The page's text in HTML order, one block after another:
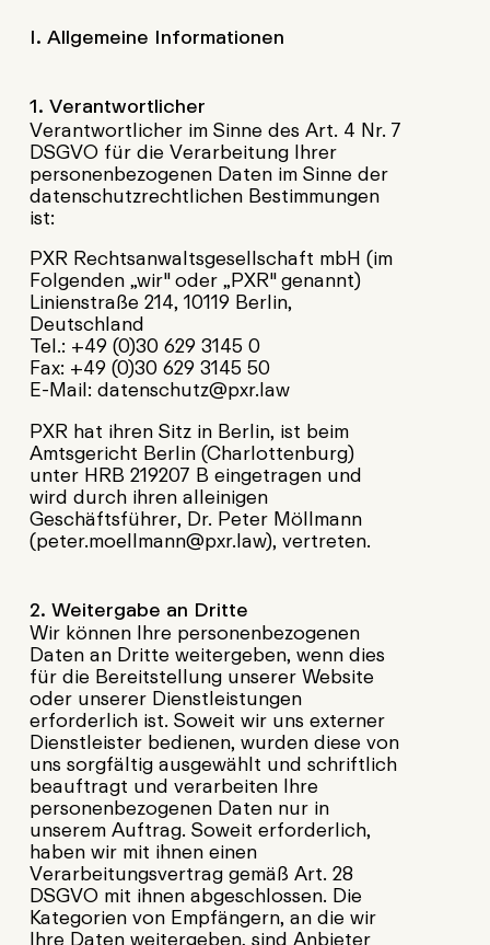
I. Allgemeine Informationen
1. Verantwortlicher
Verantwortlicher im Sinne des Art. 4 Nr. 7
DSGVO für die Verarbeitung Ihrer
personenbezogenen Daten im Sinne der
datenschutzrechtlichen Bestimmungen
ist:
PXR Rechtsanwaltsgesellschaft mbH (im
Folgenden „wir" oder „PXR" genannt)
Linienstraße 214, 10119 Berlin,
Deutschland
Tel.: +49 (0)30 629 3145 0
Fax: +49 (0)30 629 3145 50
E-Mail: datenschutz@pxr.law
PXR hat ihren Sitz in Berlin, ist beim
Amtsgericht Berlin (Charlottenburg)
unter HRB 219207 B eingetragen und
wird durch ihren alleinigen
Geschäftsführer, Dr. Peter Möllmann
(peter.moellmann@pxr.law), vertreten.
2. Weitergabe an Dritte
Wir können Ihre personenbezogenen
Daten an Dritte weitergeben, wenn dies
für die Bereitstellung unserer Website
oder unserer Dienstleistungen
erforderlich ist. Soweit wir uns externer
Dienstleister bedienen, wurden diese von
uns sorgfältig ausgewählt und schriftlich
beauftragt und verarbeiten Ihre
personenbezogenen Daten nur in
unserem Auftrag. Soweit erforderlich,
haben wir mit ihnen einen
Verarbeitungsvertrag gemäß Art. 28
DSGVO mit ihnen abgeschlossen. Die
Kategorien von Empfängern, an die wir
Ihre Daten weitergeben, sind Anbieter